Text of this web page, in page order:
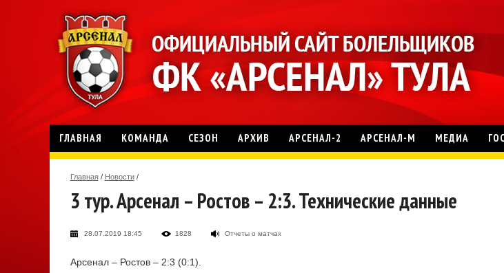
ГЛАВНАЯ КОМАНДА СЕЗОН АРХИВ АРСЕНАЛ-2 АРСЕНАЛ-М МЕДИА
Главная / Новости /
3 тур. Арсенал – Ростов – 2:3. Технические данные
28.07.2019 18:45 1828 Отчеты о матчах
Арсенал – Ростов – 2:3 (0:1).